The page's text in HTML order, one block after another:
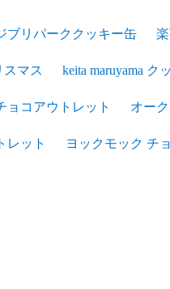
ブリパーククッキー缶
スマス keita maruyama ク
ョコアウトレット オー
レット ヨックモック チ